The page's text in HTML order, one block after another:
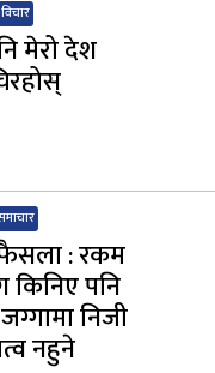
विचार
मेरो देश
फैसला : रकम
किनिए पनि
निजी
नहुने